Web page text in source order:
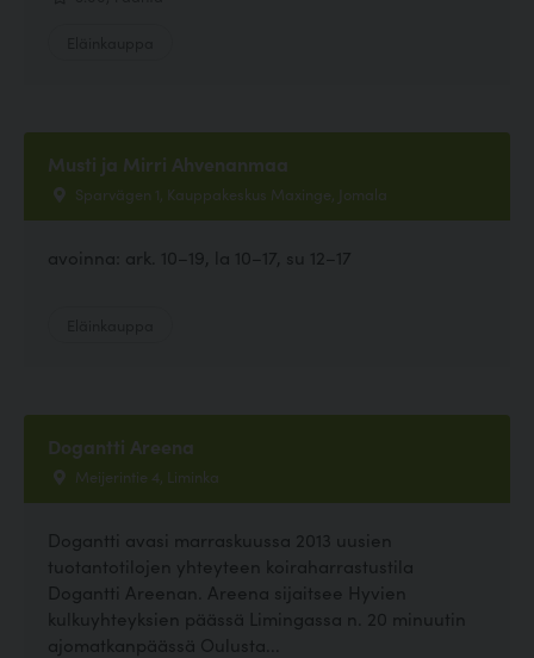
Musti ja Mirri Ahvenanmaa
Sparvägen 1, Kauppakeskus Maxinge, Jomala
avoinna: ark. 10–19, la 10–17, su 12–17
Dogantti Areena
Meijerintie 4, Liminka
Dogantti avasi marraskuussa 2013 uusien
tuotantotilojen yhteyteen koiraharrastustila
Dogantti Areenan. Areena sijaitsee Hyvien
kulkuyhteyksien päässä Limingassa n. 20 minuutin
ajomatkanpäässä Oulusta...